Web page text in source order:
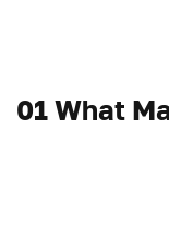
01 What